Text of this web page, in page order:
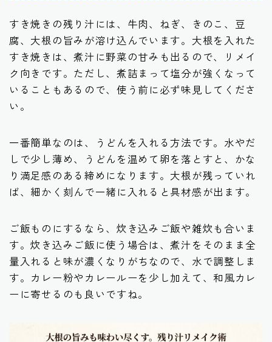
すき焼きの残り汁には、牛肉、ねぎ、きのこ、豆
腐、大根の旨みが溶け込んでいます。大根を入れた
すき焼きは、煮汁に野菜の甘みも出るので、リメイ
ク向きです。ただし、煮詰まって塩分が強くなって
いることもあるので、使う前に必ず味見してくださ
い。
一番簡単なのは、うどんを入れる方法です。水やだ
しで少し薄め、うどんを温めて卵を落とすと、かな
り満足感のある締めになります。大根が残っていれ
ば、細かく刻んで一緒に入れると具材感が出ます。
ご飯ものにするなら、炊き込みご飯や雑炊も合いま
す。炊き込みご飯に使う場合は、煮汁をそのまま全
量入れると味が濃くなりがちなので、水で調整しま
す。カレー粉やカレールーを少し加えて、和風カレ
ーに寄せるのも良いですね。